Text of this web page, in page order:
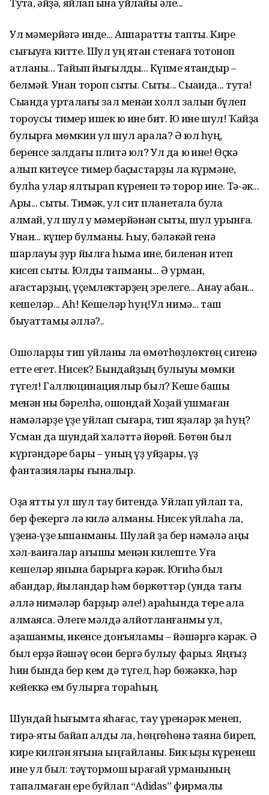
Ул мәмерйәгә инде... Аппаратты тапты. Кире
сығыуға китте. Шул уң яҡтан стенаға тотоноп
атланы... Тайып йығылды... Күпме ятҡандыр –
белмәй. Унан тороп сыҡты. Сыҡты... Сыҡҡанда... туҡта!
Сыҡҡанда урталағы зал менән холл залын бүлеп
тороусы тимер ишек юҡ ине бит. Юҡ ине шул! Ҡайҙа
булырға мөмкин ул шул арала? Ә юл һуң,
беренсе залдағы плитә юл? Ул да юҡ ине! Өҫкә
алып китеүсе тимер баҫҡыстарҙы ла күрмәне,
булһа улар ялтырап күренеп тә торор ине. Тә-әк...
Ары... сыҡты. Тимәк, ул сит планетала була
алмай, ул шул уҡ мәмерйәнән сыҡты, шул урынға.
Унан... күпер булманы. Һыу, бәләкәй генә
шарлауыҡ ҙур йылға һымаҡ ине, биленән итеп
кисеп сыҡты. Юлды тапманы... Ә урман,
ағастарҙың, үҫемлектәрҙең эрелеге... Анау ҡабан...
кешеләр... Аһ! Кешеләр һуң!Ул нимә... таш
быуаттамы әллә?..
Ошоларҙы тип уйланы ла өмөтһөҙлөктөң сигенә
етте егет. Нисек? Бындайҙың булыуы мөмки
түгел! Галлюцинациялыр был? Кеше башы
менән ныҡ бәрелһә, ошондай Хоҙай ҡушмаған
нәмәләрҙе үҙе уйлап сығара, тип яҙалар ҙа һуң?
Усман да шундай халәттә йөрөй. Бөтөн был
күргәндәре бары – уның үҙ уйҙары, үҙ
фантазиялары ғыналыр.
Оҙаҡ ятты ул шул тау битендә. Уйлап уйлап та,
бер фекергә лә килә алманы. Нисек уйлаһа ла,
үҙенә-үҙе ышанманы. Шулай ҙа бер нәмәлә аңы
хәл-ваҡиғалар ағышы менән килеште. Уға
кешеләр янына барырға кәрәк. Юғиһә был
ҡабандар, йыландар һәм бөркөттәр (унда тағы
әллә нимәләр барҙыр әле!) араһында тере ҡала
алмаясаҡ. Әлеге мәлдә алйотланғанмы ул,
аҙашҡанмы, икенсе донъяламы – йәшәргә кәрәк. Ә
был ерҙә йәшәү өсөн бергә булыу фарыз. Яңғыҙ
һин бында бер кем дә түгел, һәр бөжәккә, һәр
кейеккә ем булырға тораһың.
Шундай һығымта яһағас, тау үренәрәк менеп,
тирә-яҡты байҡап алды ла, һөңгөһөнә таяна биреп,
кире килгән яғына ыңғайланы. Бик ҡыҙыҡ күренеш
ине ул был: тәүтормош ҡырағай урманының
тапалмаған ере буйлап “Adidas” фирмалы